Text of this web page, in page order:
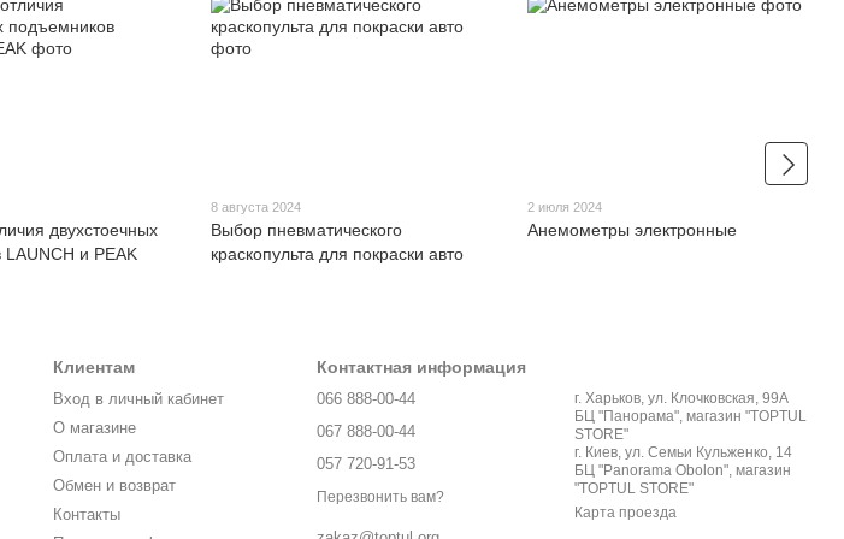
двухстоечных
и PEAK
8 августа 2024
Выбор пневматического
краскопульта для покраски авто
2 июля 2024
Анемометры электронные
Клиентам
Вход в личный кабинет
О магазине
Оплата и доставка
Обмен и возврат
Контакты
Контактная информация
066 888-00-44
067 888-00-44
057 720-91-53
Перезвонить вам?
г. Харьков, ул. Клочковская, 99А
БЦ "Панорама", магазин "TOPTUL
STORE"
г. Киев, ул. Семьи Кульженко, 14
БЦ "Panorama Obolon", магазин
"TOPTUL STORE"
Карта проезда